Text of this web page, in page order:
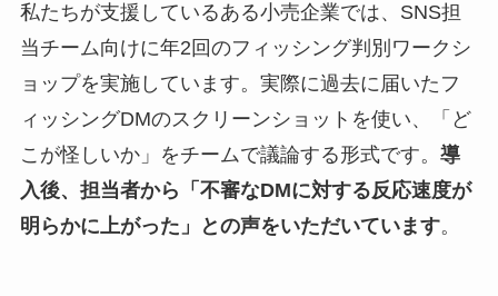
私たちが支援しているある小売企業では、SNS担
当チーム向けに年2回のフィッシング判別ワークシ
ョップを実施しています。実際に過去に届いたフ
ィッシングDMのスクリーンショットを使い、「ど
こが怪しいか」をチームで議論する形式です。 導
入後、担当者から「不審なDMに対する反応速度が
明らかに上がった」との声をいただいています。